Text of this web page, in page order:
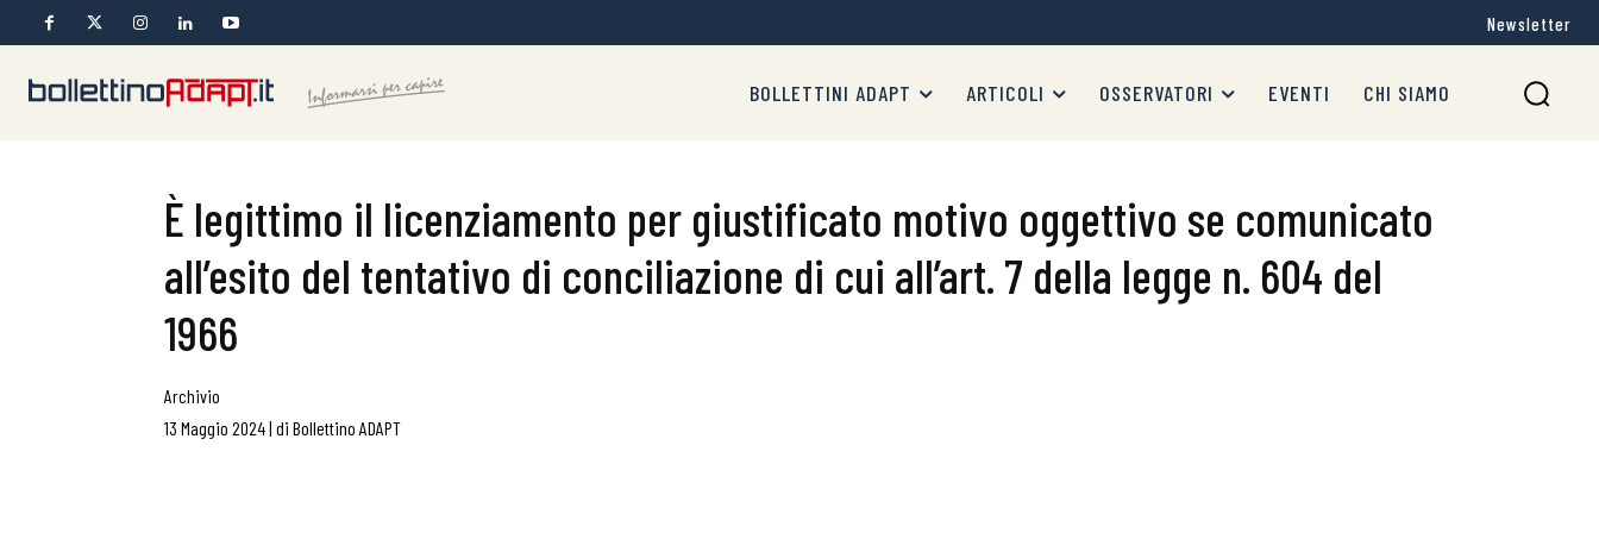
Newsletter
BOLLETTINI ADAPT ARTICOLI OSSERVATORI EVENTI CHI SIAMO
È legittimo il licenziamento per giustificato motivo oggettivo se comunicato
all’esito del tentativo di conciliazione di cui all’art. 7 della legge n. 604 del
1966
Archivio
13 Maggio 2024| di Bollettino ADAPT